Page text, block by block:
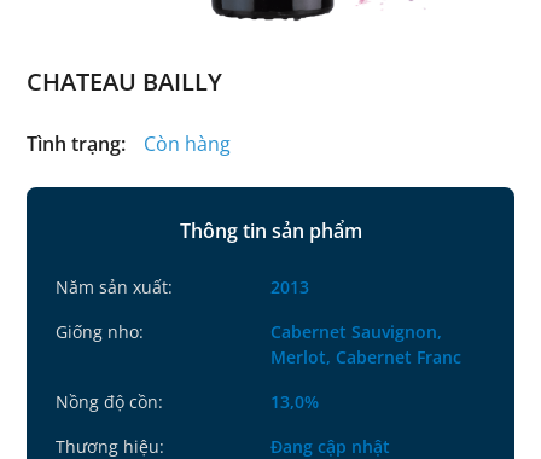
CHATEAU BAILLY
Tình trạng: Còn hàng
Thông tin sản phẩm
Năm sản xuất:
2013
Giống nho:
Cabernet Sauvignon,
Merlot, Cabernet Franc
Nồng độ cồn:
13,0%
Thương hiệu:
Đang cập nhật